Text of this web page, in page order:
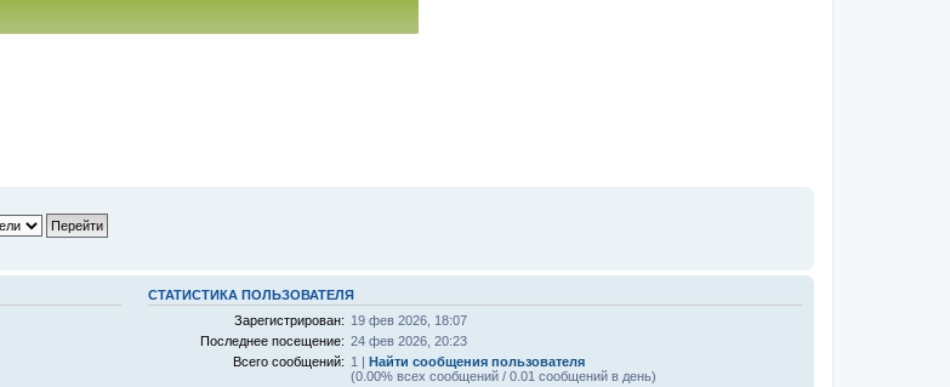
СТАТИСТИКА ПОЛЬЗОВАТЕЛЯ
Зарегистрирован: 19 фев 2026, 18:07
Последнее посещение: 24 фев 2026, 20:23
Всего сообщений: 1 | Найти сообщения пользователя
(0.00% всех сообщений / 0.01 сообщений в день)